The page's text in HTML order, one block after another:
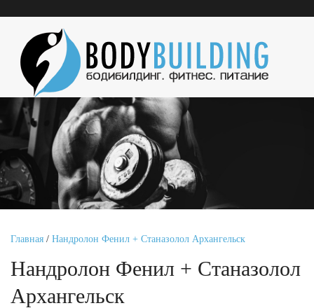
Главная / Нандролон Фенил + Станазолол Архангельск
Нандролон Фенил + Станазолол
Архангельск